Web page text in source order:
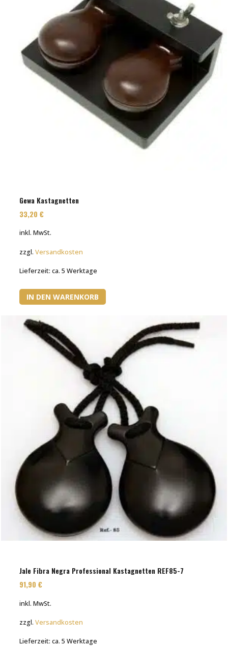
Gewa Kastagnetten
33,20€
inkl. MwSt.
zzgl.Versandkosten
Lieferzeit:ca. 5 Werktage
IN DEN WARENKORB
Jale Fibra Negra Professional Kastagnetten REF85-7
91,90€
inkl. MwSt.
zzgl.Versandkosten
Lieferzeit:ca. 5 Werktage